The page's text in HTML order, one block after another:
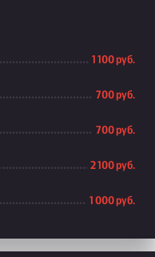
1 100 руб.
700 руб.
700 руб.
2 100 руб.
1 000 руб.